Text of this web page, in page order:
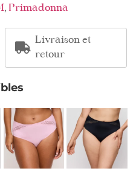
, Primadonna
Livraison et
retour